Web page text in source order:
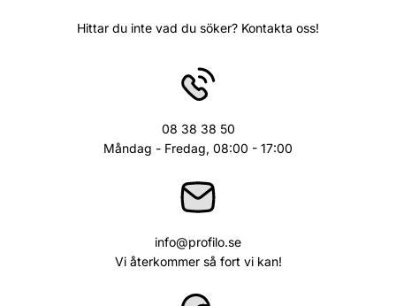
Hittar du inte vad du söker? Kontakta oss!
08 38 38 50
Måndag - Fredag, 08:00 - 17:00
info@profilo.se
Vi återkommer så fort vi kan!